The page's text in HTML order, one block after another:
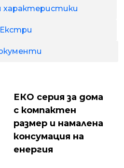
характеристики
Екстри
ЕКО серия за дома
с компактен
размер и намалена
консумация на
енергия